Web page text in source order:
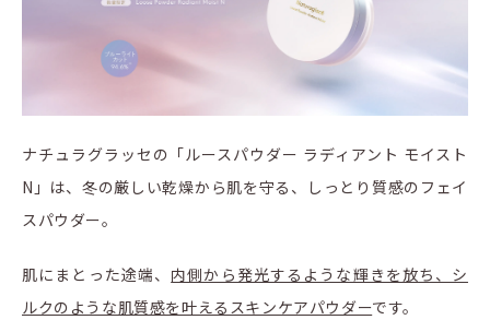
ナチュラグラッセの「ルースパウダー ラディアント モイスト
N」は、冬の厳しい乾燥から肌を守る、しっとり質感のフェイ
スパウダー。
肌にまとった途端、 内側から発光するような輝きを放ち、シ
ルクのような肌質感を叶えるスキンケアパウダーです。